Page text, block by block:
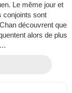
Le même jour et
conjoints sont
découvrent que
alors de plus